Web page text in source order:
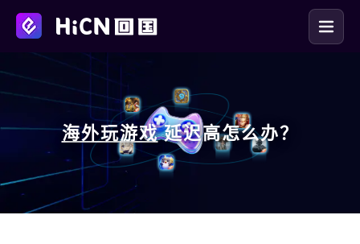
海外玩游戏 延迟高怎么办？